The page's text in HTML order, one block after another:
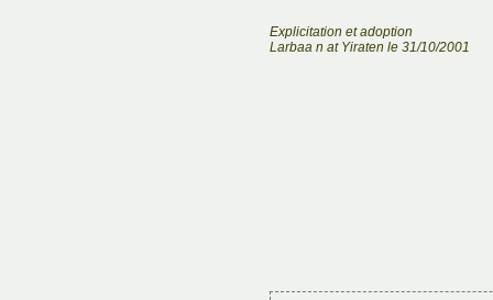
Explicitation et adoption
Larbaa n at Yiraten le 31/10/2001